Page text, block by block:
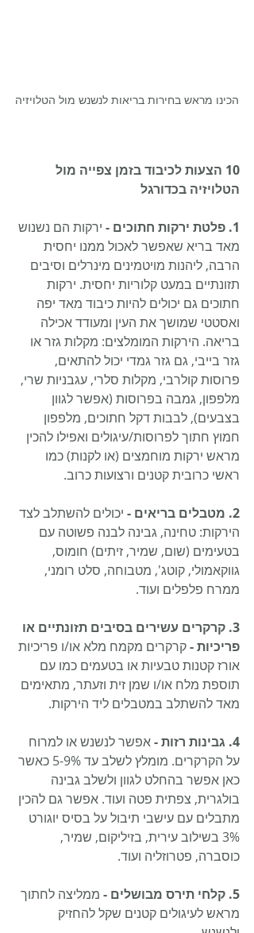
הכינו מראש בחירות בריאות לנשנש מול הטלויזיה
10 הצעות לכיבוד בזמן צפייה מול
הטלויזיה בכדורגל
1. פלטת ירקות חתוכים -
ירקות הם נשנוש
מאד בריא שאפשר לאכול ממנו יחסית
הרבה, ליהנות מויטמינים מינרלים וסיבים
תזונתיים במעט קלוריות יחסית. ירקות
חתוכים גם יכולים להיות כיבוד מאד יפה
ואסטטי שמושך את העין ומעודד אכילה
בריאה. הירקות המומלצים: מקלות גזר או
גזר בייבי, גם גזר גמדי יכול להתאים,
פרוסות קולרבי, מקלות סלרי, עגבניות שרי,
מלפפון, גמבה בפרוסות (אפשר לגוון
בצבעים), לבבות דקל חתוכים, מלפפון
חמוץ חתוך לפרוסות/עיגולים ואפילו להכין
מראש ירקות מוחמצים (או לקנות) כמו
ראשי כרובית קטנים ורצועות כרוב.
2. מטבלים בריאים -
יכולים להשתלב לצד
הירקות: טחינה, גבינה לבנה פשוטה עם
בטעימים (שום, שמיר, זיתים) חומוס,
גווקאמולי, קוטג', מטבוחה, סלט רומני,
ממרח פלפלים ועוד.
3. קרקרים עשירים בסיבים תזונתיים או
פריכיות - קרקרים מקמח מלא או/ו פריכיות
אורז קטנות טבעיות או בטעמים כמו עם
תוספת מלח או/ו שמן זית וזעתר, מתאימים
מאד להשתלב במטבלים ליד הירקות.
4. גבינות רזות -
אפשר לנשנש או למרוח
על הקרקרים. מומלץ לשלב עד 5-9% כאשר
כאן אפשר בהחלט לגוון ולשלב גבינה
בולגרית, צפתית פטה ועוד. אפשר גם להכין
מתבלים עם עישבי תיבול על בסיס יוגורט
3% בשילוב עירית, בזיליקום, שמיר,
כוסברה, פטרוזליה ועוד.
5. קלחי תירס מבושלים -
ממליצה לחתוך
מראש לעיגולים קטנים שקל להחזיק